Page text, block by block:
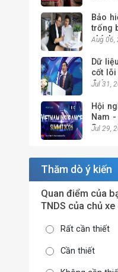
Bảo
trống
chính
Aug 06,
Dữ
cốt lõi
đại
Jul 31,
Hội
Nam
Jul 29,
Thăm dò ý kiến
Quan điểm của
TNDS của chủ
Rất cần thiết
Cần thiết